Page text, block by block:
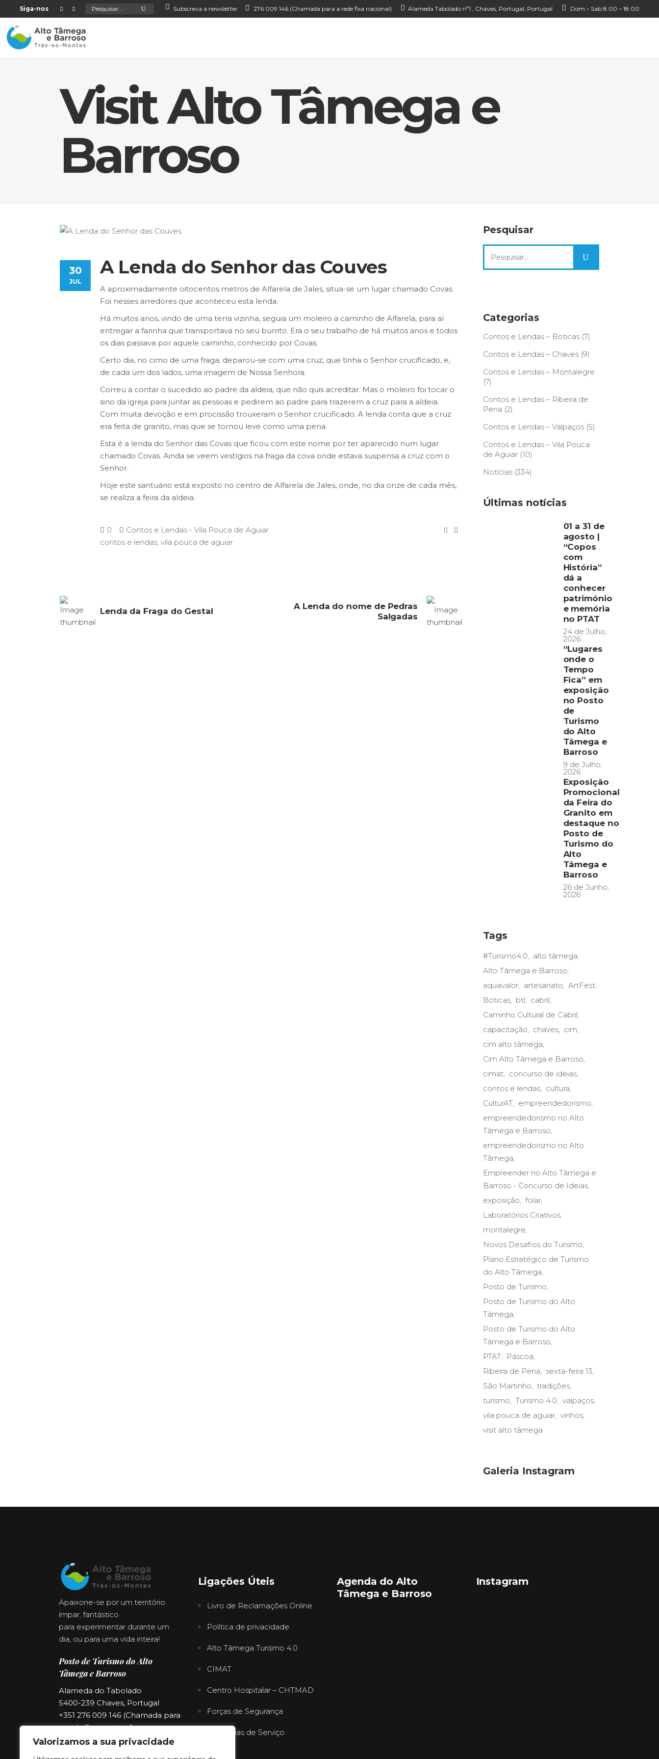
Valorizamos a sua privacidade
Siga-nos Search
for: Subscreva a newsletter 276 009 146 (Chamada para a rede fixa nacional) Alameda Tabolado nª1 , Chaves, Portugal, Portugal Dom – Sab 8.00 – 18.00
Visit Alto Tâmega e
Barroso
30
JUL
A Lenda do Senhor das Couves
A aproximadamente oitocentos metros de Alfarela de Jales, situa-se um lugar chamado Covas.
Foi nesses arredores que aconteceu esta lenda.
Há muitos anos, vindo de uma terra vizinha, seguia um moleiro a caminho de Alfarela, para aí
entregar a farinha que transportava no seu burrito. Era o seu trabalho de há muitos anos e todos
os dias passava por aquele caminho, conhecido por Covas.
Certo dia, no cimo de uma fraga, deparou-se com uma cruz, que tinha o Senhor crucificado, e,
de cada um dos lados, uma imagem de Nossa Senhora.
Correu a contar o sucedido ao padre da aldeia, que não quis acreditar. Mas o moleiro foi tocar o
sino da igreja para juntar as pessoas e pedirem ao padre para trazerem a cruz para a aldeia.
Com muita devoção e em procissão trouxeram o Senhor crucificado. A lenda conta que a cruz
era feita de granito, mas que se tornou leve como uma pena.
Esta é a lenda do Senhor das Covas que ficou com este nome por ter aparecido num lugar
chamado Covas. Ainda se veem vestígios na fraga da cova onde estava suspensa a cruz com o
Senhor.
Hoje este santuário está exposto no centro de Alfarela de Jales, onde, no dia onze de cada mês,
se realiza a feira da aldeia.
0
Contos e Lendas - Vila Pouca de Aguiar
contos e lendas vila pouca de aguiar
Lenda da Fraga do Gestal
A Lenda do nome de Pedras
Salgadas
Pesquisar
for:
Categorias
Contos e Lendas – Boticas(7)
Contos e Lendas – Chaves(9)
Contos e Lendas – Montalegre
(7)
Contos e Lendas – Ribeira de
Pena (2)
Contos e Lendas – Valpaços(5)
Contos e Lendas – Vila Pouca
de Aguiar(10)
Notícias(334)
Últimas notícias
01 a 31 de
agosto |
“Copos
com
História”
dá a
conhecer
património
e memória
no PTAT
24 de Julho,
2026
“Lugares
onde o
Tempo
Fica” em
exposição
no Posto
de
Turismo
do Alto
Tâmega e
Barroso
9 de Julho,
2026
Exposição
Promocional
da Feira do
Granito em
destaque no
Posto de
Turismo do
Alto
Tâmega e
Barroso
26 de Junho,
2026
Tags
#Turismo4.0
alto tâmega
Alto Tâmega e Barroso
aquavalor
artesanato
ArtFest
Boticas
btl
cabril
Caminho Cultural de Cabril
capacitação
chaves
cim
cim alto tâmega
Cim Alto Tâmega e Barroso
cimat
concurso de ideias
contos e lendas
cultura
CulturAT
empreendedorismo
empreendedorismo no Alto
Tâmega e Barroso
empreendedorismo no Alto
Tãmega
Empreender no Alto Tâmega e
Barroso - Concurso de Ideias
exposição
folar
Laboratórios Criativos
montalegre
Novos Desafios do Turismo
Plano Estratégico de Turismo
do Alto Tâmega
Posto de Turismo
Posto de Turismo do Alto
Tâmega
Posto de Turismo do Alto
Tâmega e Barroso
PTAT
Páscoa
Ribeira de Pena
sexta-feira 13
São Martinho
tradições
turismo
Turismo 4.0
valpaços
vila pouca de aguiar
vinhos
visit alto tâmega
Galeria Instagram
Apaixone-se por um território
ímpar, fantástico
para experimentar durante um
dia, ou para uma vida inteira!
Posto de Turismo do Alto
Tâmega e Barroso
Alameda do Tabolado
5400-239 Chaves, Portugal
+351 276 009 146 (Chamada para
a rede fixa nacional)
turismo@cimat.pt
Ligações Úteis
Livro de Reclamações Online
Política de privacidade
Alto Tâmega Turismo 4.0
CIMAT
Centro Hospitalar – CHTMAD
Forças de Segurança
Farmácias de Serviço
Agenda do Alto
Tâmega e Barroso
Instagram